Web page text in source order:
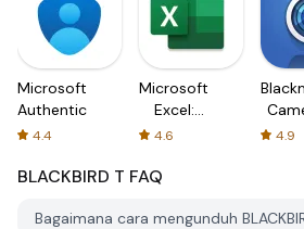
Microsoft
Authenticator
4.4
Microsoft
Excel:
Spreadsheets
4.6 4.9
BLACKBIRD T FAQ